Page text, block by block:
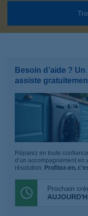
Besoin d’aide ?
assiste
Réparez en toute
d’un accompagnement
résolution. Profitez-en,
Prochain